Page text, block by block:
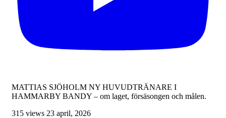
MATTIAS SJÖHOLM NY HUVUDTRÄNARE I
HAMMARBY BANDY – om laget, försäsongen och målen.
315 views 23 april, 2026